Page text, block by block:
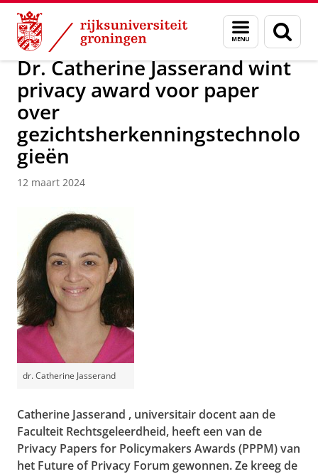
Skip
Content
Skip
Navigation
Menu
en
zoeken
Over ons Nieuwsarchief
Dr. Catherine Jasserand wint
privacy award voor paper
over
gezichtsherkenningstechnolo
gieën
12 maart 2024
dr. Catherine Jasserand
Catherine Jasserand , universitair docent aan de
Faculteit Rechtsgeleerdheid, heeft een van de
Privacy Papers for Policymakers Awards (PPPM) van
het Future of Privacy Forum gewonnen. Ze kreeg de